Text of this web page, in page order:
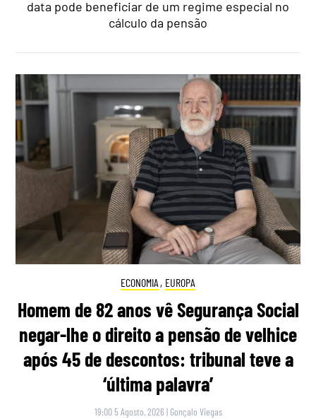
data pode beneficiar de um regime especial no
cálculo da pensão
ECONOMIA , EUROPA
Homem de 82 anos vê Segurança Social
negar-lhe o direito a pensão de velhice
após 45 de descontos: tribunal teve a
‘última palavra’
19:00 5 Agosto, 2026 | Gonçalo Viegas